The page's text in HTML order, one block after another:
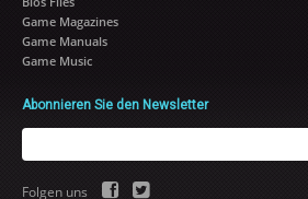
Game Magazines
Game Manuals
Game Music
Abonnieren Sie den Newsletter
Folgen uns